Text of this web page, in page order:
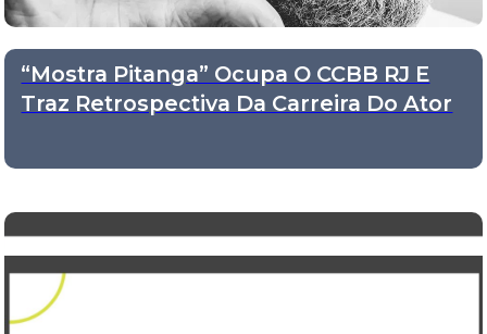
“Mostra Pitanga” Ocupa O CCBB RJ E
Traz Retrospectiva Da Carreira Do Ator